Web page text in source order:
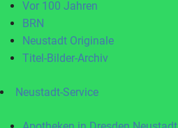
Vor 100 Jahren
BRN
Neustadt Originale
Titel-Bilder-Archiv
Neustadt-Service